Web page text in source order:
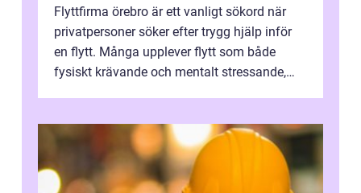
Flyttfirma örebro är ett vanligt sökord när
privatpersoner söker efter trygg hjälp inför
en flytt. Många upplever flytt som både
fysiskt krävande och mentalt stressande,